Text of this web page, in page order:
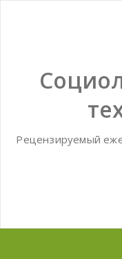
Рецензируемый